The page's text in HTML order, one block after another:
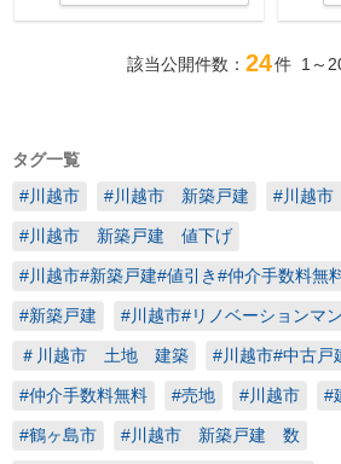
該当公開件数： 24件 1～
タグ一覧
#川越市
#川越市 新築戸建 #川越
#川越市 新築戸建 値下げ
#川越市#新築戸建#値引き#仲介手数料無
#新築戸建 #川越市#リノベーションマ
＃川越市 土地 建築 #川越市#中古戸
#仲介手数料無料 #売地 #川越市 #
#鶴ヶ島市 #川越市 新築戸建 数